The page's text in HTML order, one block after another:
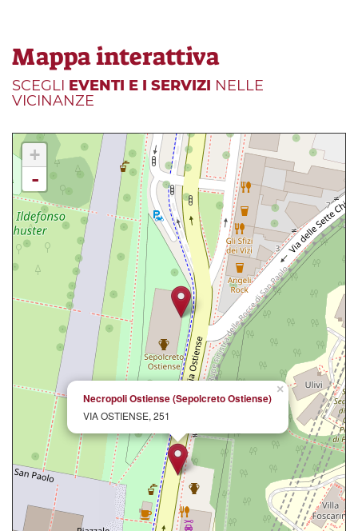
Mappa interattiva
SCEGLI EVENTI E I SERVIZI NELLE
VICINANZE
×
Necropoli Ostiense (Sepolcreto Ostiense)
VIA OSTIENSE, 251
+
-